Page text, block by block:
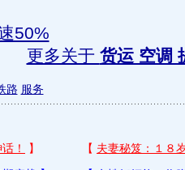
50%
更多关于 货运 空调
路 服务